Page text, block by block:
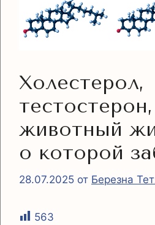
Холестерол,
животный
о которой
28.07.2025 от Березна
563